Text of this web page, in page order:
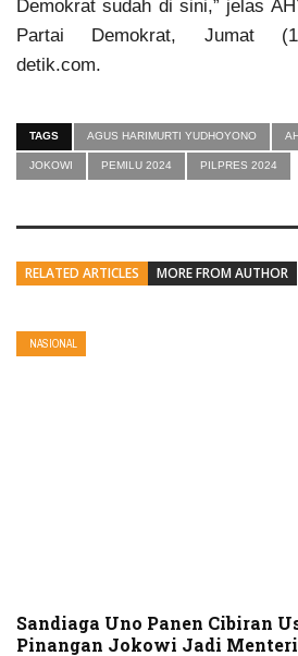
Demokrat sudah di sini,” jelas
Partai Demokrat, Jumat
detik.com.
TAGS AGUS HARIMURTI YUDHOYONO
JOKOWI PEMILU 2024 PILPRES 2024
RELATED ARTICLES MORE FROM AUTHOR
NASIONAL
Sandiaga Uno Panen Cibiran
Pinangan Jokowi Jadi Menteri